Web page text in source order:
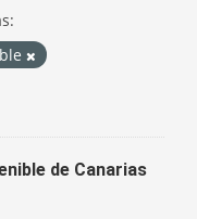
de Canarias